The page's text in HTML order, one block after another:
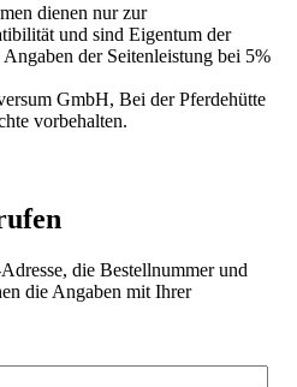
dienen nur zur
und sind Eigentum der
der Seitenleistung bei 5%
GmbH, Bei der Pferdehütte
vorbehalten.
die Bestellnummer und
die Angaben mit Ihrer